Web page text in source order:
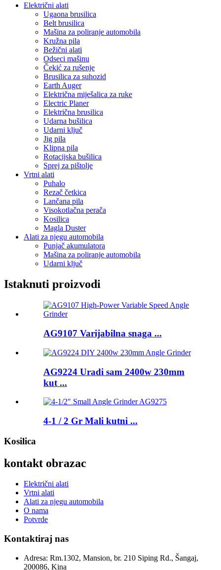
Električni alati
Ugaona brusilica
Belt brusilica
Mašina za poliranje automobila
Kružna pila
Bežični alati
Odseci mašinu
Čekić za rušenje
Brusilica za suhozid
Earth Auger
Električna miješalica za ruke
Electric Planer
Električna brusilica
Udarna bušilica
Udarni ključ
Jig pila
Klipna pila
Rotacijska bušilica
Sprej za pištolje
Vrtni alati
Puhalo
Rezač četkica
Lančana pila
Visokotlačna perača
Kosilica
Magla Duster
Alati za njegu automobila
Punjač akumulatora
Mašina za poliranje automobila
Udarni ključ
Istaknuti proizvodi
AG9107 Varijabilna snaga ...
AG9224 Uradi sam 2400w 230mm
kut ...
4-1 / 2 Gr Mali kutni ...
Kosilica
kontakt obrazac
Električni alati
Vrtni alati
Alati za njegu automobila
O nama
Potvrde
Kontaktiraj nas
Adresa: Rm.1302, Mansion, br. 210 Siping Rd., Šangaj,
200086, Kina